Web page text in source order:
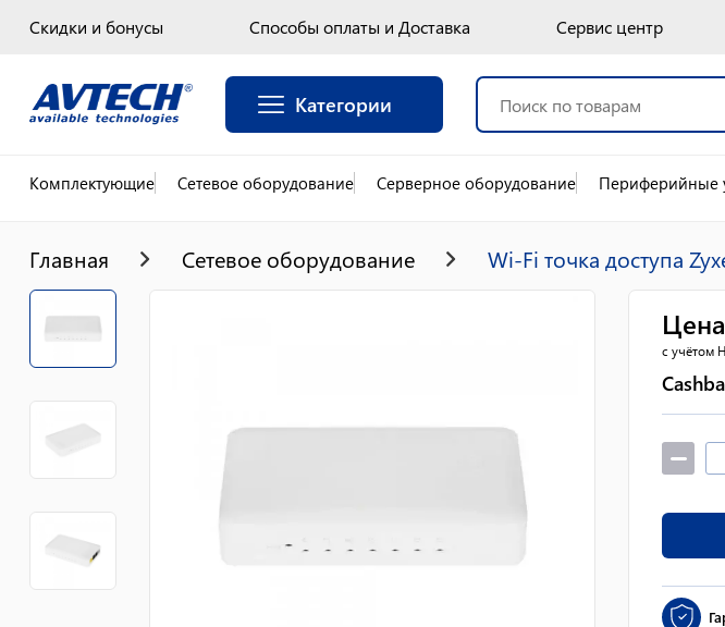
Скидки и бонусы Способы оплаты и Доставка Сервис центр
Категории
Комплектующие Сетевое оборудование Серверное оборудование Периферийные
Главная Сетевое оборудование Wi-Fi точка доступа
Цена
с учётом